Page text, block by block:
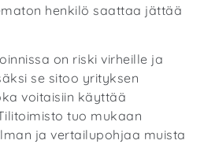
henkilö saattaa jättää
on riski virheille ja
se sitoo yrityksen
voitaisiin käyttää
tuo mukaan
ja vertailupohjaa muista